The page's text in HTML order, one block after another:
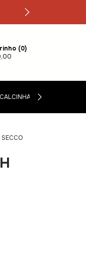
(0)
CALCINHAS, CINTA-LIGA E